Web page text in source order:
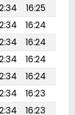
16:25
16:24
16:24
16:24
16:24
16:23
16:23